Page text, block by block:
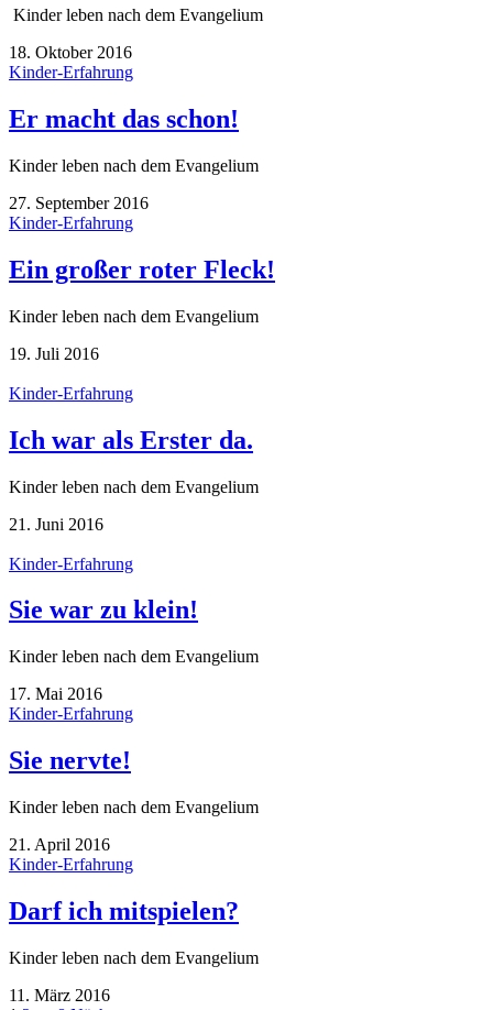
Kinder leben nach dem Evangelium
18. Oktober 2016
Kinder-Erfahrung
Er macht das schon!
Kinder leben nach dem Evangelium
27. September 2016
Kinder-Erfahrung
Ein großer roter Fleck!
Kinder leben nach dem Evangelium
19. Juli 2016
Kinder-Erfahrung
Ich war als Erster da.
Kinder leben nach dem Evangelium
21. Juni 2016
Kinder-Erfahrung
Sie war zu klein!
Kinder leben nach dem Evangelium
17. Mai 2016
Kinder-Erfahrung
Sie nervte!
Kinder leben nach dem Evangelium
21. April 2016
Kinder-Erfahrung
Darf ich mitspielen?
Kinder leben nach dem Evangelium
11. März 2016